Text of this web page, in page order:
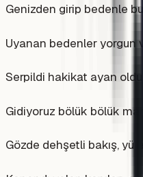
Genizden girip bedenle
Uyanan bedenler yorgun
Serpildi hakikat ayan oldu
Gidiyoruz bölük bölük
Gözde dehşetli bakış,